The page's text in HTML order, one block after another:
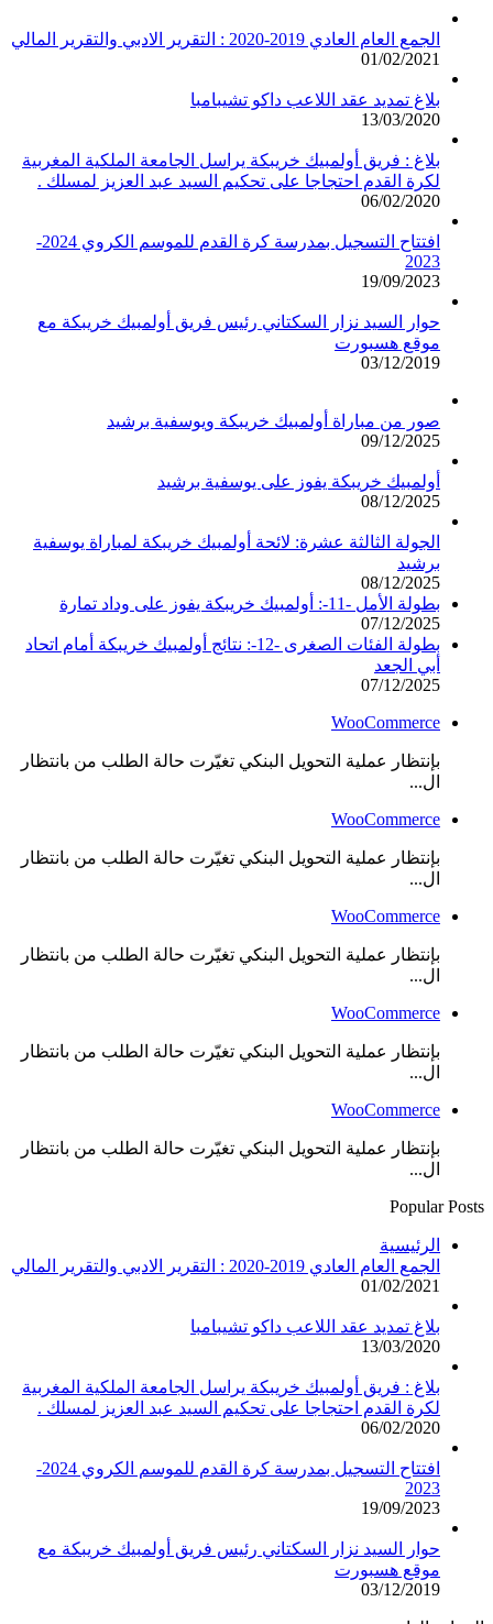
الجمع العام العادي 2019-2020 : التقرير الادبي والتقرير المالي
01/02/2021
بلاغ تمديد عقد اللاعب داكو تشيبامبا
13/03/2020
بلاغ : فريق أولمبيك خريبكة يراسل الجامعة الملكية المغربية
لكرة القدم احتجاجا على تحكيم السيد عبد العزيز لمسلك .
06/02/2020
افتتاح التسجيل بمدرسة كرة القدم للموسم الكروي 2024-
2023
19/09/2023
حوار السيد نزار السكتاني رئيس فريق أولمبيك خريبكة مع
موقع هسبورت
03/12/2019
صور من مباراة أولمبيك خريبكة ويوسفية برشيد
09/12/2025
أولمبيك خريبكة يفوز على يوسفية برشيد
08/12/2025
الجولة الثالثة عشرة: لائحة أولمبيك خريبكة لمباراة يوسفية
برشيد
08/12/2025
بطولة الأمل -11-: أولمبيك خريبكة يفوز على وداد تمارة
07/12/2025
بطولة الفئات الصغرى -12-: نتائج أولمبيك خريبكة أمام اتحاد
أبي الجعد
07/12/2025
WooCommerce
بإنتظار عملية التحويل البنكي تغيّرت حالة الطلب من بانتظار
ال...
WooCommerce
بإنتظار عملية التحويل البنكي تغيّرت حالة الطلب من بانتظار
ال...
WooCommerce
بإنتظار عملية التحويل البنكي تغيّرت حالة الطلب من بانتظار
ال...
WooCommerce
بإنتظار عملية التحويل البنكي تغيّرت حالة الطلب من بانتظار
ال...
WooCommerce
بإنتظار عملية التحويل البنكي تغيّرت حالة الطلب من بانتظار
ال...
Popular Posts
الرئيسية
الجمع العام العادي 2019-2020 : التقرير الادبي والتقرير المالي
01/02/2021
بلاغ تمديد عقد اللاعب داكو تشيبامبا
13/03/2020
بلاغ : فريق أولمبيك خريبكة يراسل الجامعة الملكية المغربية
لكرة القدم احتجاجا على تحكيم السيد عبد العزيز لمسلك .
06/02/2020
افتتاح التسجيل بمدرسة كرة القدم للموسم الكروي 2024-
2023
19/09/2023
حوار السيد نزار السكتاني رئيس فريق أولمبيك خريبكة مع
موقع هسبورت
03/12/2019